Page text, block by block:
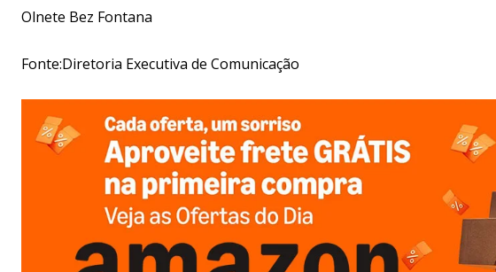
Olnete Bez Fontana
Fonte:Diretoria Executiva de Comunicação